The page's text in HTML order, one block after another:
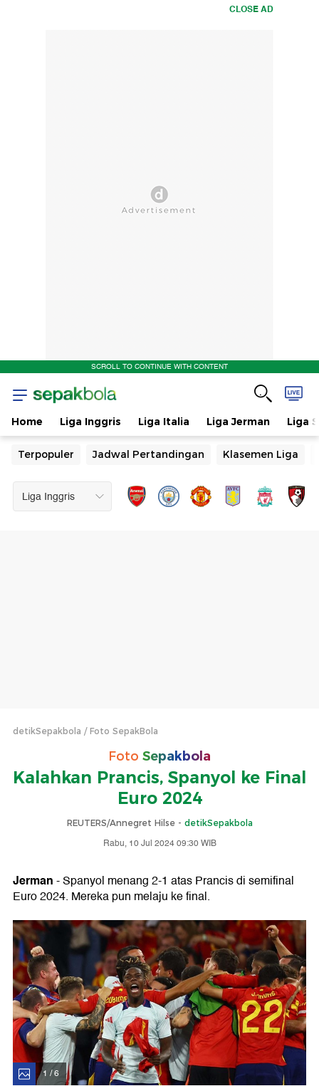
CLOSE AD
SCROLL TO CONTINUE WITH CONTENT
Home Liga Inggris Liga Italia Liga Jerman Liga
Terpopuler Jadwal Pertandingan Klasemen Liga
detikSepakbola Foto SepakBola
Foto Sepakbola
Kalahkan Prancis, Spanyol ke Final
Euro 2024
REUTERS/Annegret Hilse - detikSepakbola
Rabu, 10 Jul 2024 09:30 WIB
Jerman- Spanyol menang 2-1 atas Prancis di semifinal
Euro 2024. Mereka pun melaju ke final.
1 / 6